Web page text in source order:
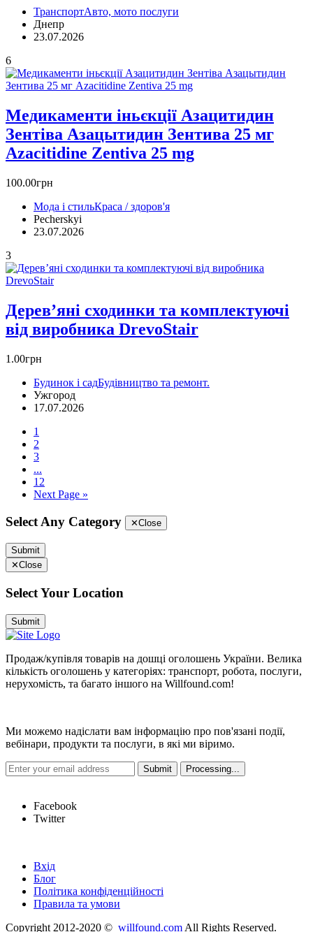
ТранспортАвто, мото послуги
Днепр
23.07.2026
6
Медикаменти іньєкції Азацитидин
Зентіва Азацытидин Зентива 25 мг
Azacitidine Zentiva 25 mg
100.00грн
Мода і стильКраса / здоров'я
Pecherskyi
23.07.2026
3
Дерев’яні сходинки та комплектуючі
від виробника DrevoStair
1.00грн
Будинок і садБудівництво та ремонт.
Ужгород
17.07.2026
1
2
3
...
12
Next Page »
Select Any Category ✕Close
Submit
✕Close
Select Your Location
Submit
Продаж/купівля товарів на дошці оголошень України. Велика
кількість оголошень у категоріях: транспорт, робота, послуги,
нерухомість, та багато іншого на Willfound.com!
Ми можемо надіслати вам інформацію про пов'язані події,
вебінари, продукти та послуги, в які ми віримо.
Facebook
Twitter
Вхід
Блог
Політика конфіденційності
Правила та умови
Copyright 2012-2020 © willfound.com All Rights Reserved.